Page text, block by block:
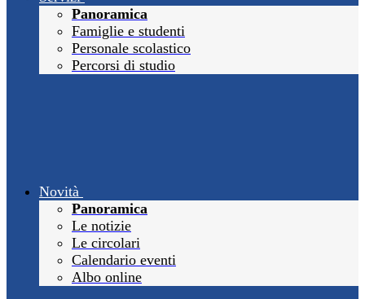
Panoramica
Famiglie e studenti
Personale scolastico
Percorsi di studio
Novità
Panoramica
Le notizie
Le circolari
Calendario eventi
Albo online